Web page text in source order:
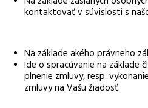
kontaktovať v súvislosti s
Na základe akého právneho
Ide o spracúvanie na základe
plnenie zmluvy, resp.
zmluvy na Vašu žiadosť.